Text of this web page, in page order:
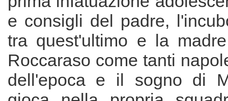
e consigli del padre,
tra quest'ultimo e la
Roccaraso come tanti
dell'epoca e il sogno di